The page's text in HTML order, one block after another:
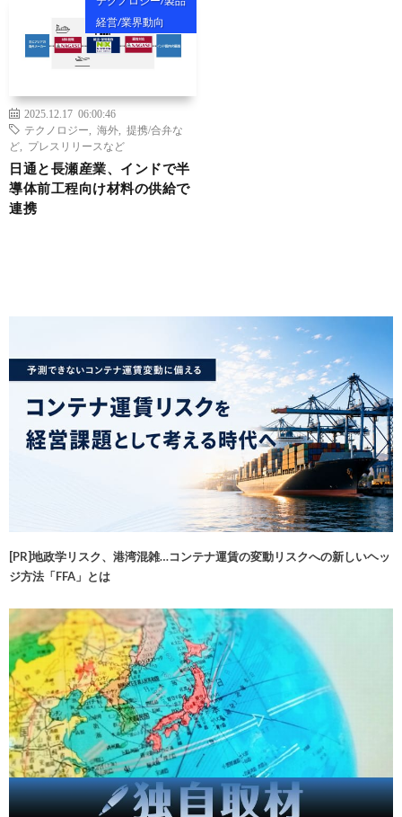
経営/業界動向
2025.12.17 06:00:46
テクノロジー
海外
提携/合弁な
ど
プレスリリースなど
日通と長瀬産業、インドで半
導体前工程向け材料の供給で
連携
[PR]地政学リスク、港湾混雑…コンテナ運賃の変動リスクへの新しいヘッ
ジ方法「FFA」とは